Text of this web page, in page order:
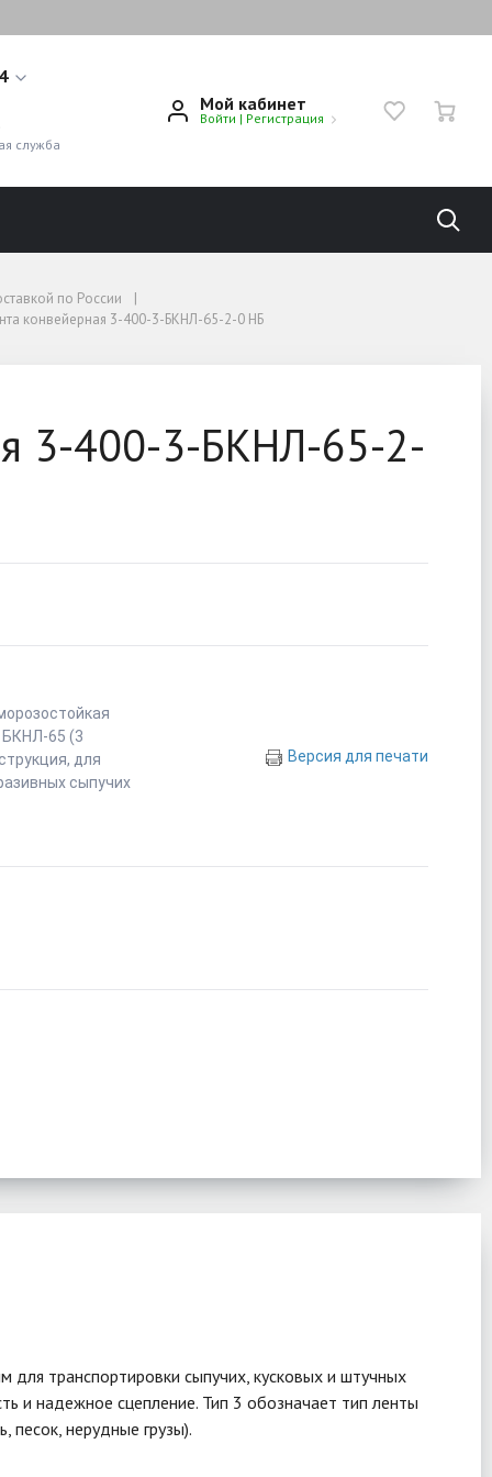
служба
Мой кабинет
Войти | Регистрация
по России
конвейерная 3-400-3-БКНЛ-65-2-0 НБ
3-400-3-БКНЛ-65-2-
БКНЛ-65 (3
для
сыпучих
Версия для печати
транспортировки сыпучих, кусковых и штучных
и надежное сцепление. Тип 3 обозначает тип ленты
песок, нерудные грузы).